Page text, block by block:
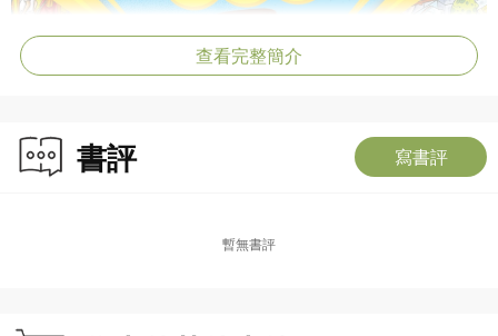
查看完整簡介
書評 寫書評
暫無書評